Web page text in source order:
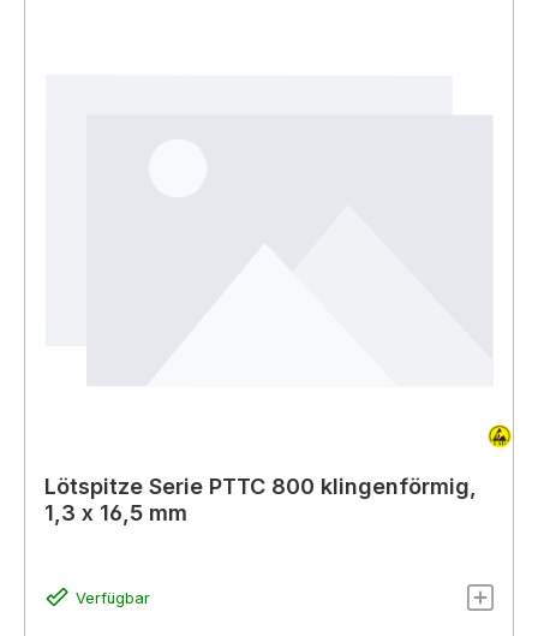
Lötspitze Serie PTTC 800 klingenförmig,
1,3 x 16,5 mm
Verfügbar